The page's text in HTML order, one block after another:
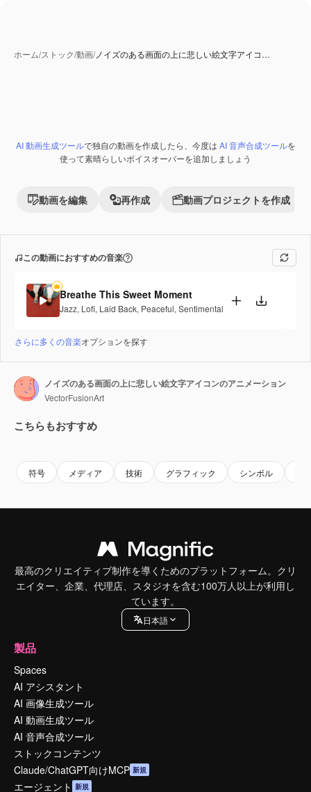
ホーム/ストック/動画/ノイズのある画面の上に悲しい絵文字アイコ…
PremiumAI 生成コンテンツ
AI 動画生成ツールで独自の動画を作成したら、今度は AI 音声合成ツールを
使って素晴らしいボイスオーバーを追加しましょう
動画を編集 再作成 動画プロジェクトを作成
この動画におすすめの音楽
Breathe This Sweet Moment
Jazz, Lofi, Laid Back, Peaceful, Sentimental
さらに多くの音楽オプションを探す
ノイズのある画面の上に悲しい絵文字アイコンのアニメーション
VectorFusionArt
こちらもおすすめ
符号 メディア 技術 グラフィック シンボル
最高のクリエイティブ制作を導くためのプラットフォーム。クリ
エイター、企業、代理店、スタジオを含む100万人以上が利用し
ています。
日本語
製品
Spaces
AI アシスタント
AI 画像生成ツール
AI 動画生成ツール
AI 音声合成ツール
ストックコンテンツ
Claude/ChatGPT向けMCP 新規
エージェント 新規